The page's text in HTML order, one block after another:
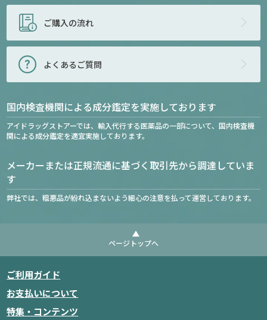
ご購入の流れ
よくあるご質問
国内検査機関による成分鑑定を実施しております
アイドラッグストアーでは、輸入代行する医薬品の一部について、国内検査機
関による成分鑑定を適宜実施しております。
メーカーまたは正規流通に基づく取引先から調達していま
す
弊社では、粗悪品が紛れ込まないよう細心の注意を払って運営しております。
ページトップへ
ご利用ガイド
お支払いについて
特集・コンテンツ